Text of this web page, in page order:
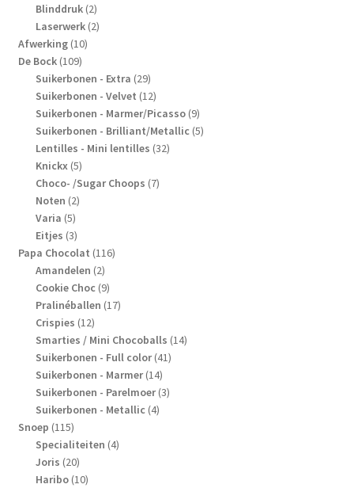
Blinddruk 22
producten
Laserwerk 22
Afwerking 1010
De Bock 109109
producten
Suikerbonen - Extra 2929
producten
Suikerbonen - Velvet 1212
producten
Suikerbonen - Marmer/Picasso 99
producten
Suikerbonen - Brilliant/Metallic 55
Lentilles - Mini lentilles 3232
Knickx 55
producten
Choco- /Sugar Choops 77
Noten 22
Varia 55
producten
Eitjes 33
producten
Papa Chocolat 116116
Amandelen 22
producten
Cookie Choc 99
producten
Pralinéballen 1717
Crispies 1212
producten
Smarties / Mini Chocoballs 1414
Suikerbonen - Full color 4141
Suikerbonen - Marmer 1414
producten
Suikerbonen - Parelmoer 33
Suikerbonen - Metallic 44
Snoep 115115
producten
Specialiteiten 44
Joris 2020
producten
Haribo 1010